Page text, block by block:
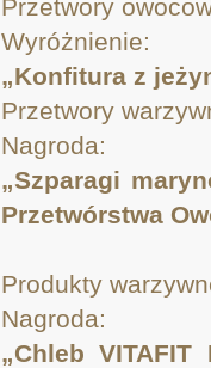
Przetwory
Wyróżnienie:
„Konfitura z
Przetwory
Nagroda:
„Szparagi
Przetwórstwa
Produkty
Nagroda:
„Chleb